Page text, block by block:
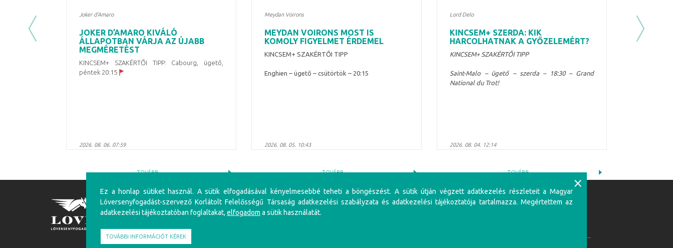
Joker d'Amaro
JOKER D’AMARO KIVÁLÓ
ÁLLAPOTBAN VÁRJA AZ ÚJABB
MEGMÉRETÉST
KINCSEM+ SZAKÉRTŐI TIPP: Cabourg, ügető,
péntek 20:15
2026. 08. 06. 07:59
TOVÁBB
Meydan Voirons
MEYDAN VOIRONS MOST IS
KOMOLY FIGYELMET ÉRDEMEL
KINCSEM+ SZAKÉRTŐI TIPP
Enghien – ügető – csütörtök – 20:15
2026. 08. 05. 10:43
TOVÁBB
Lord Delo
KINCSEM+ SZERDA: KIK
HARCOLHATNAK A GYŐZELEMÉRT?
KINCSEM+ SZAKÉRTŐI TIPP
Saint-Malo – ügető – szerda – 18:30 – Grand
National du Trot!
2026. 08. 04. 12:14
TOVÁBB
Previous Next
FIGYELEM!
A túlzásba vitt szerencsejáték ártalmas, mentálhigiénés problémákat, illetve függőséget okozhat! Éljen az önkorlátozás, önkizárás lehetőségével! Szerencsejátékban csak 18 éven
Írj nekünk! Játékosvédelem
Partnerünk:
Ez a honlap sütiket használ. A sütik elfogadásával kényelmesebbé teheti a böngészést. A sütik útján végzett adatkezelés részleteit a Magyar
Lóversenyfogadást-szervező Korlátolt Felelősségű Társaság adatkezelési szabályzata és adatkezelési tájékoztatója tartalmazza. Megértettem az
adatkezelési tájékoztatóban foglaltakat, elfogadom a sütik használatát.
TOVÁBBI INFORMÁCIÓT KÉREK
⨯